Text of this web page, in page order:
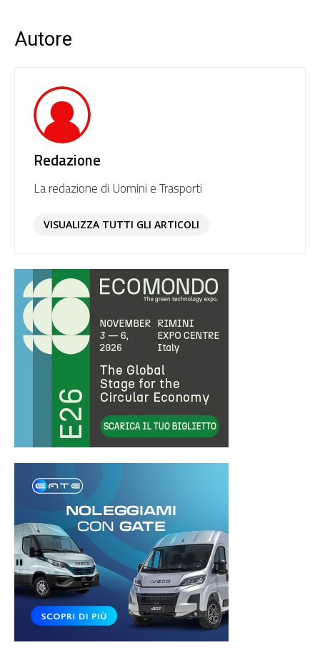
Autore
Redazione
La redazione di Uomini e Trasporti
VISUALIZZA TUTTI GLI ARTICOLI